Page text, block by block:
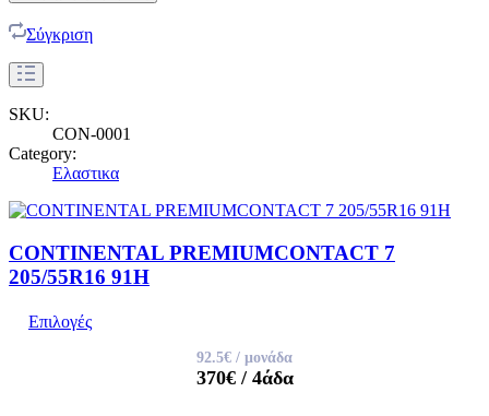
Σύγκριση
SKU:
CON-0001
Category:
Ελαστικα
CONTINENTAL PREMIUMCONTACT 7
205/55R16 91H
Επιλογές
92.5€ / μονάδα
370€/ 4άδα